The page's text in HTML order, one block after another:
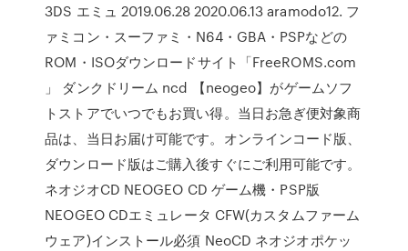
3DS エミュ 2019.06.28 2020.06.13 aramodo12. フ
ァミコン・スーファミ・N64・GBA・PSPなどの
ROM・ISOダウンロードサイト「FreeROMS.com
」 ダンクドリーム ncd 【neogeo】がゲームソフ
トストアでいつでもお買い得。当日お急ぎ便対象商
品は、当日お届け可能です。オンラインコード版、
ダウンロード版はご購入後すぐにご利用可能です。
ネオジオCD NEOGEO CD ゲーム機・PSP版
NEOGEO CDエミュレータ CFW(カスタムファーム
ウェア)インストール必須 NeoCD ネオジオポケッ